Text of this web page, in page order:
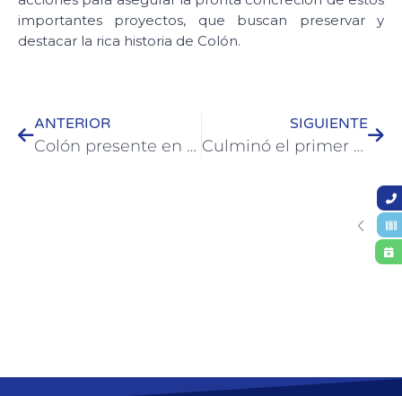
importantes proyectos, que buscan preservar y
destacar la rica historia de Colón.
ANTERIOR
Colón presente en el 4° Encuentro del COPROTUR en Gualeguaychú
SIGUIENTE
Culminó el primer taller de arreglos en el hogar dictado por el Municipio de Colón